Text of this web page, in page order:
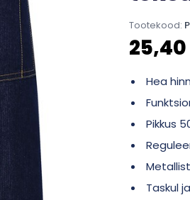
Tootekood:
Hea
Pikkus
Taskul